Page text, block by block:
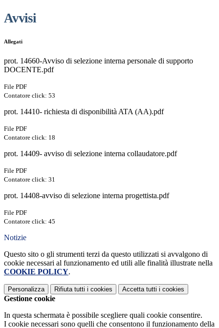
Avvisi
Allegati
prot. 14660-Avviso di selezione interna personale di supporto
DOCENTE.pdf
File PDF
Contatore click: 53
prot. 14410- richiesta di disponibilità ATA (AA).pdf
File PDF
Contatore click: 18
prot. 14409- avviso di selezione interna collaudatore.pdf
File PDF
Contatore click: 31
prot. 14408-avviso di selezione interna progettista.pdf
File PDF
Contatore click: 45
Notizie
Questo sito o gli strumenti terzi da questo utilizzati si avvalgono di
cookie necessari al funzionamento ed utili alle finalità illustrate nella
COOKIE POLICY.
Personalizza Rifiuta tutti i cookies Accetta tutti i cookies
Gestione cookie
In questa schermata è possibile scegliere quali cookie consentire.
I cookie necessari sono quelli che consentono il funzionamento della